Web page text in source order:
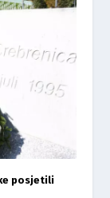
posjetili